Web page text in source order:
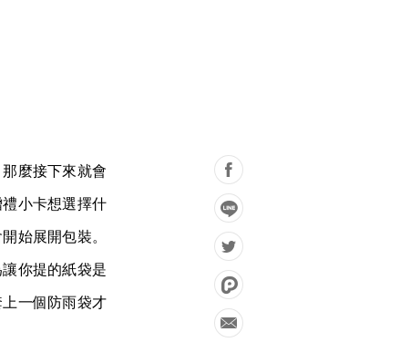
麼接下來就會
小卡想選擇什
始展開包裝。
你提的紙袋是
一個防雨袋才